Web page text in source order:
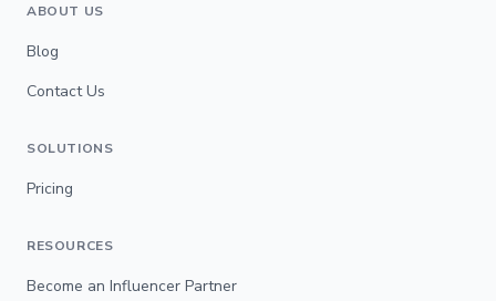
ABOUT US
Blog
Contact Us
SOLUTIONS
Pricing
RESOURCES
Become an Influencer Partner